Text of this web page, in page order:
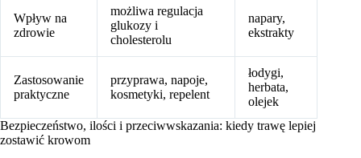
Wpływ na
zdrowie
możliwa regulacja
glukozy i
cholesterolu
napary,
ekstrakty
Zastosowanie
praktyczne
przyprawa, napoje,
kosmetyki, repelent
łodygi,
herbata,
olejek
Bezpieczeństwo, ilości i przeciwwskazania: kiedy trawę lepiej
zostawić krowom